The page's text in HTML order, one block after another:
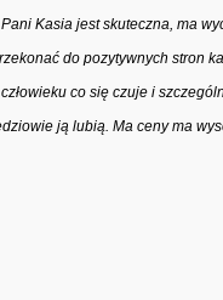
Kasia jest skuteczna, ma
do pozytywnych stron
co się czuje i
ją lubią. Ma ceny ma